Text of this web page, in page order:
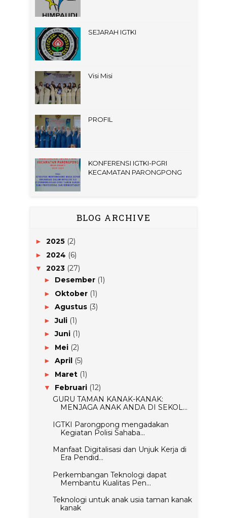
SEJARAH IGTKI
Visi Misi
PROFIL
KONFERENSI IGTKI-PGRI
KECAMATAN PARONGPONG
BLOG ARCHIVE
► 2025 (2)
► 2024 (6)
▼ 2023 (27)
► Desember (1)
► Oktober (1)
► Agustus (3)
►Juli (1)
►Juni (1)
► Mei (2)
► April (5)
► Maret (1)
▼ Februari (12)
GURU TAMAN KANAK-KANAK:
MENJAGA ANAK ANDA DI SEKOL...
IGTKI Parongpong mengadakan
Kegiatan Polisi Sahaba...
Manfaat Digitalisasi dan Unjuk Kerja di
Era Pendid...
Perkembangan Teknologi dapat
Membantu Kualitas Pen...
Teknologi untuk anak usia taman kanak
kanak